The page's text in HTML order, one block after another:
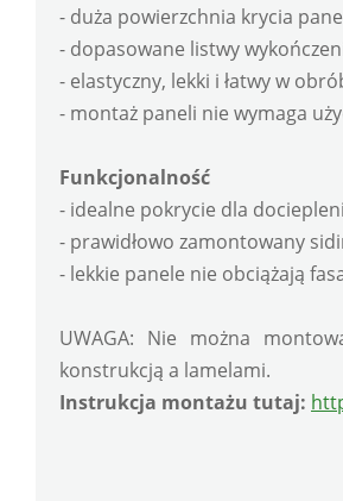
- duża powierzchnia krycia
- dopasowane listwy
- elastyczny, lekki i łatwy w
- montaż paneli nie wymaga
Funkcjonalność
- idealne pokrycie dla
- prawidłowo zamontowany
- lekkie panele nie obciążają
UWAGA: Nie można
konstrukcją a lamelami.
Instrukcja montażu tutaj: